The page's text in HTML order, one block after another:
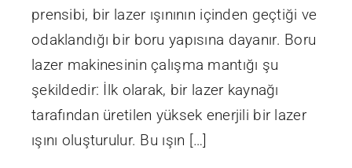
prensibi, bir lazer ışınının içinden geçtiği ve
odaklandığı bir boru yapısına dayanır. Boru
lazer makinesinin çalışma mantığı şu
şekildedir: İlk olarak, bir lazer kaynağı
tarafından üretilen yüksek enerjili bir lazer
ışını oluşturulur. Bu ışın […]